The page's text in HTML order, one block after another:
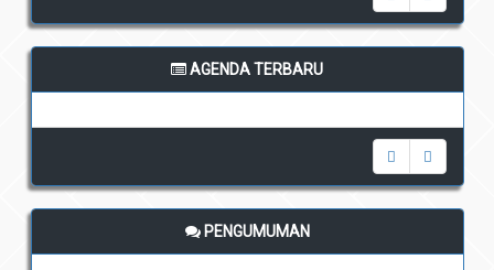
AGENDA TERBARU
PENGUMUMAN